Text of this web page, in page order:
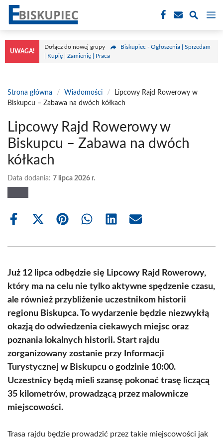
Przejdź
treści
UWAGA!
Dołącz do nowej grupy
Biskupiec - Ogłoszenia | Sprzedam
| Kupię | Zamienię | Praca
Strona główna / Wiadomości /
Lipcowy Rajd Rowerowy w
Biskupcu – Zabawa na dwóch kółkach
Lipcowy Rajd Rowerowy w
Biskupcu – Zabawa na dwóch
kółkach
Data dodania: 7 lipca 2026 r.
Share
Share
(Twitter)
Share Share Share Share
Już 12 lipca odbędzie się Lipcowy Rajd Rowerowy,
który ma na celu nie tylko aktywne spędzenie czasu,
ale również przybliżenie uczestnikom historii
regionu Biskupca. To wydarzenie będzie niezwykłą
okazją do odwiedzenia ciekawych miejsc oraz
poznania lokalnych historii. Start rajdu
zorganizowany zostanie przy Informacji
Turystycznej w Biskupcu o godzinie 10:00.
Uczestnicy będą mieli szansę pokonać trasę liczącą
35 kilometrów, prowadzącą przez malownicze
miejscowości.
Trasa rajdu będzie prowadzić przez takie miejscowości jak